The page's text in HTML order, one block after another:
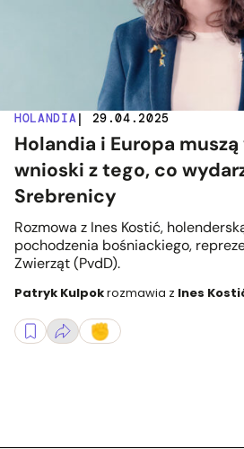
HOLANDIA| 29.04.2025
Holandia i Europa
wnioski z tego, co
Srebrenicy
Rozmowa z Ines Kostić,
pochodzenia bośniackiego,
Zwierząt (PvdD).
Patryk Kulpokrozmawia z Ines